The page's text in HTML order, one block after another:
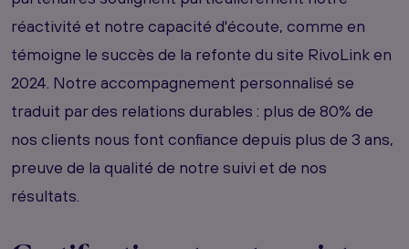
réactivité et notre capacité d'écoute, comme en
témoigne le succès de la refonte du site RivoLink en
2024. Notre accompagnement personnalisé se
traduit par des relations durables : plus de 80% de
nos clients nous font confiance depuis plus de 3 ans,
preuve de la qualité de notre suivi et de nos
résultats.